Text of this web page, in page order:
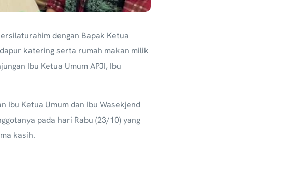
dengan Bapak Ketua
katering serta rumah makan milik
Ibu Ketua Umum APJI, Ibu
Ketua Umum dan Ibu Wasekjend
pada hari Rabu (23/10) yang
kasih.